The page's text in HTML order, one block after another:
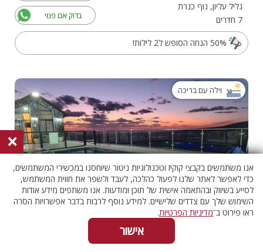
גליל עליון, נוף כנרת
7 חדרים
בדוק אם פנוי
50% הנחה הסופש ל2 לילות!
וילה עם בריכה
×
אנו משתמשים בקבצי קוקיז וטכנולוגיות ניטור שיוחסנו במכשירי המשתמשים,
כדי לאפשר לאתר שלנו לפעול כהלכה, לעבד ולשפר את חווית המשתמש,
לסייע בשיווק ובהתאמה אישית של תוכן ומודעות. אנו משתפים מידע אודות
השימוש שלך עם צדדים שלישיים. למידע נוסף לרבות בדבר אפשרויות הסרה
ראו פירוט ב־מדיניות הפרטיות.
אישור